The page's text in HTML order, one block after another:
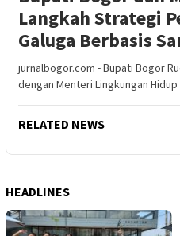
Langkah Strategi
Galuga Berbasis
jurnalbogor.com - Bupati Bogor
dengan Menteri Lingkungan
RELATED NEWS
HEADLINES